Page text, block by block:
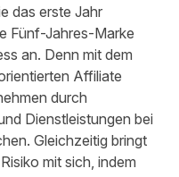
das erste Jahr
Fünf-Jahres-Marke
an. Denn mit dem
Affiliate
durch
Dienstleistungen bei
Gleichzeitig bringt
mit sich, indem